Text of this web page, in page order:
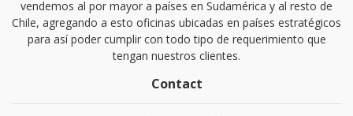
vendemos al por mayor a países en Sudamérica y al resto de
Chile, agregando a esto oficinas ubicadas en países estratégicos
para así poder cumplir con todo tipo de requerimiento que
tengan nuestros clientes.
Contact